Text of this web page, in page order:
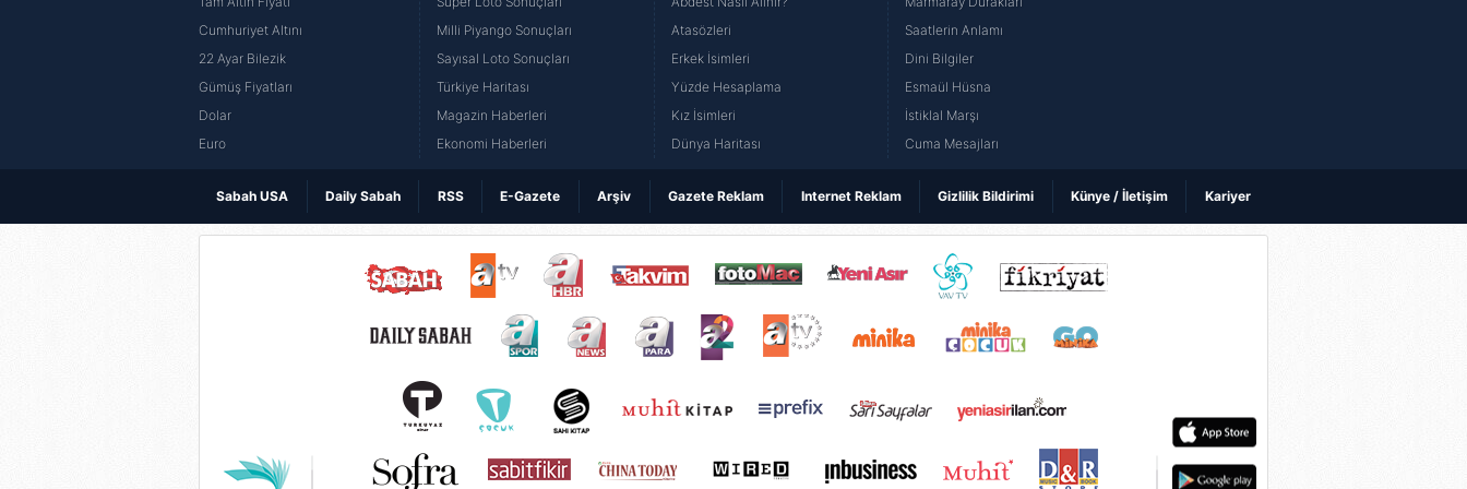
Cumhuriyet Altını
22 Ayar Bilezik
Gümüş Fiyatları
Dolar
Euro
Milli Piyango Sonuçları
Sayısal Loto Sonuçları
Türkiye Haritası
Magazin Haberleri
Ekonomi Haberleri
Atasözleri
Erkek İsimleri
Yüzde Hesaplama
Kız İsimleri
Dünya Haritası
Saatlerin Anlamı
Dini Bilgiler
Esmaül Hüsna
İstiklal Marşı
Cuma Mesajları
Sabah USA Daily Sabah RSS E-Gazete Arşiv Gazete Reklam Internet Reklam Gizlilik Bildirimi Künye / İletişim Kariyer